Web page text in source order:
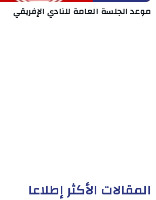
موعد الجلسة العامة للنادي الإفريقي
المقالات الأكثر إطلاعا